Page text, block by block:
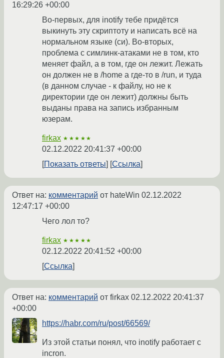
16:29:26 +00:00
Во-первых, для inotify тебе придётся
выкинуть эту скриптоту и написать всё на
нормальном языке (си). Во-вторых,
проблема с симлинк-атаками не в том, кто
меняет файл, а в том, где он лежит. Лежать
он должен не в /home а где-то в /run, и туда
(в данном случае - к файлу, но не к
директории где он лежит) должны быть
выданы права на запись избранным
юзерам.
firkax ★★★★★
02.12.2022 20:41:37 +00:00
Показать ответы
Ссылка
Ответ на: комментарий от hateWin 02.12.2022
12:47:17 +00:00
Чего лол то?
firkax ★★★★★
02.12.2022 20:41:52 +00:00
Ссылка
Ответ на: комментарий от firkax 02.12.2022 20:41:37
+00:00
https://habr.com/ru/post/66569/
Из этой статьи понял, что inotify работает с
incron.